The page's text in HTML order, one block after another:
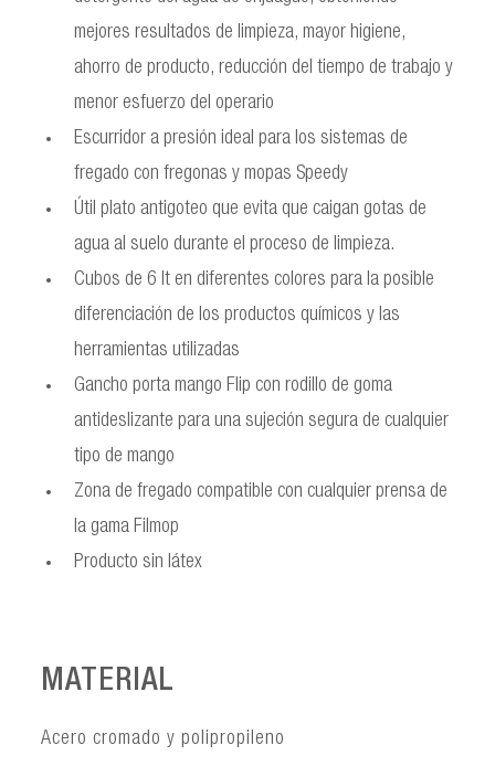
mejores resultados de limpieza, mayor higiene,
ahorro de producto, reducción del tiempo de trabajo y
menor esfuerzo del operario
Escurridor a presión ideal para los sistemas de
fregado con fregonas y mopas Speedy
Útil plato antigoteo que evita que caigan gotas de
agua al suelo durante el proceso de limpieza.
Cubos de 6 lt en diferentes colores para la posible
diferenciación de los productos químicos y las
herramientas utilizadas
Gancho porta mango Flip con rodillo de goma
antideslizante para una sujeción segura de cualquier
tipo de mango
Zona de fregado compatible con cualquier prensa de
la gama Filmop
Producto sin látex
MATERIAL
Acero cromado y polipropileno